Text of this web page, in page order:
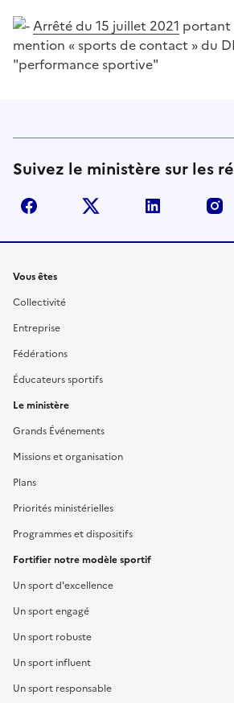
Arrêté du 15 juillet 2021 portant
mention « sports de contact » du
"performance sportive"
Suivez le ministère sur les
facebook twitter linkedin
Liens
Vous êtes
Collectivité
Entreprise
Fédérations
Éducateurs sportifs
Le ministère
Grands Événements
Missions et organisation
Plans
Priorités ministérielles
Programmes et dispositifs
Fortifier notre modèle sportif
Un sport d'excellence
Un sport engagé
Un sport robuste
Un sport influent
Un sport responsable